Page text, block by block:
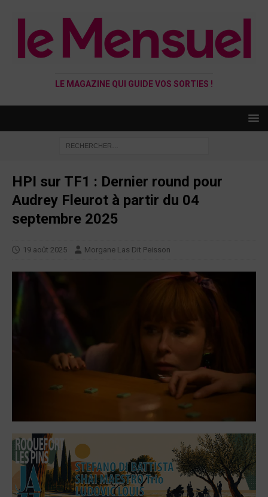
LE MAGAZINE QUI GUIDE VOS SORTIES !
HPI sur TF1 : Dernier round pour
Audrey Fleurot à partir du 04
septembre 2025
19 août 2025 Morgane Las Dit Peisson